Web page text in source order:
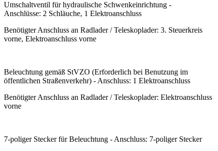
Umschaltventil für hydraulische Schwenkeinrichtung -
Anschlüsse: 2 Schläuche, 1 Elektroanschluss
Benötigter Anschluss an Radlader / Teleskoplader: 3. Steuerkreis
vorne, Elektroanschluss vorne
Beleuchtung gemäß StVZO (Erforderlich bei Benutzung im
öffentlichen Straßenverkehr) - Anschluss: 1 Elektroanschluss
Benötigter Anschluss an Radlader / Teleskoplader: Elektroanschluss
vorne
7-poliger Stecker für Beleuchtung - Anschluss: 7-poliger Stecker